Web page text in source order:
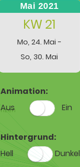
Mai 2021
KW 21
Mo, 24. Mai -
So, 30. Mai
Animation:
Aus
Ein
Hintergrund:
Hell
Dunkel